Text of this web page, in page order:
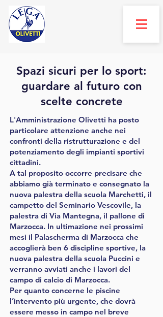
Spazi sicuri per lo sport:
guardare al futuro con
scelte concrete
L'Amministrazione Olivetti ha posto
particolare attenzione anche nei
confronti della ristrutturazione e del
potenziamento degli impianti sportivi
cittadini.
A tal proposito occorre precisare che
abbiamo già terminato e consegnato la
nuova palestra della scuola Marchetti, il
campetto del Seminario Vescovile, la
palestra di Via Mantegna, il pallone di
Marzocca. In ultimazione nei prossimi
mesi il Palascherma di Marzocca che
accoglierà ben 6 discipline sportive, la
nuova palestra della scuola Puccini e
verranno avviati anche i lavori del
campo di calcio di Marzocca.
Per quanto concerne le piscine
l’intervento più urgente, che dovrà
essere messo in campo nel breve